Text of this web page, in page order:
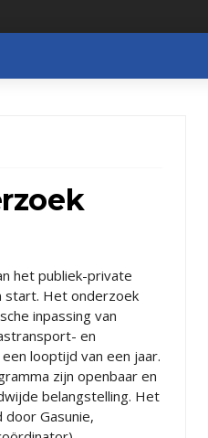
het publiek-private
start. Het onderzoek
inpassing van
en
looptijd van een jaar.
zijn openbaar en
belangstelling. Het
Gasunie,